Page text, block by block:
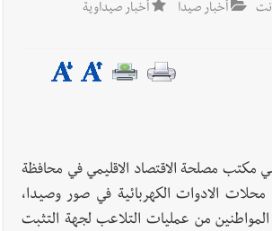
وتاريخيا في دكان الإسكافي الفصيح؟ ! |
مختلف المناطق اللبنانية إلى النيابة العامة
أخبار صيدا
أخبار صيداوية
مكتب مصلحة الاقتصاد الاقليمي في محافظة
الادوات الكهربائية في صور وصيدا،
من عمليات التلاعب لجهة التثبت